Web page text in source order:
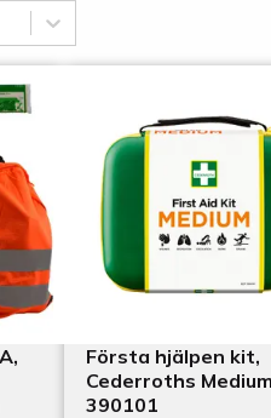
Första hjälpen kit,
Cederroths Medium
390101